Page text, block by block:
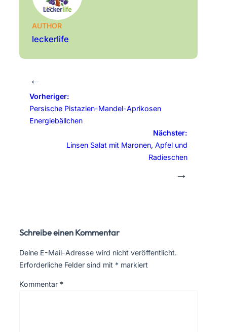
AUTHOR
leckerlife
←
Vorheriger:
Persische Pistazien-Mandel-Aprikosen
Energiebällchen
Nächster:
Linsen Salat mit Maronen, Apfel und
Radieschen
→
Schreibe einen Kommentar
Deine E-Mail-Adresse wird nicht veröffentlicht.
Erforderliche Felder sind mit * markiert
Kommentar *